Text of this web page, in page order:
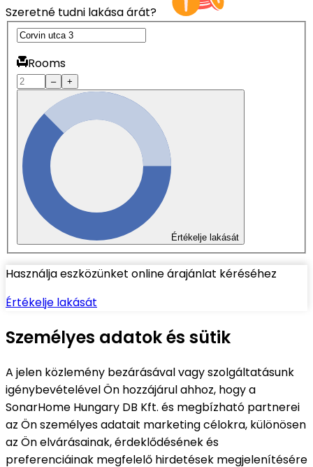
Szeretné tudni lakása árát?
Rooms
– +
Értékelje lakását
Használja eszközünket online árajánlat kéréséhez
Értékelje lakását
Személyes adatok és sütik
A jelen közlemény bezárásával vagy szolgáltatásunk
igénybevételével Ön hozzájárul ahhoz, hogy a
SonarHome Hungary DB Kft. és megbízható partnerei
az Ön személyes adatait marketing célokra, különösen
az Ön elvárásainak, érdeklődésének és
preferenciáinak megfelelő hirdetések megjelenítésére